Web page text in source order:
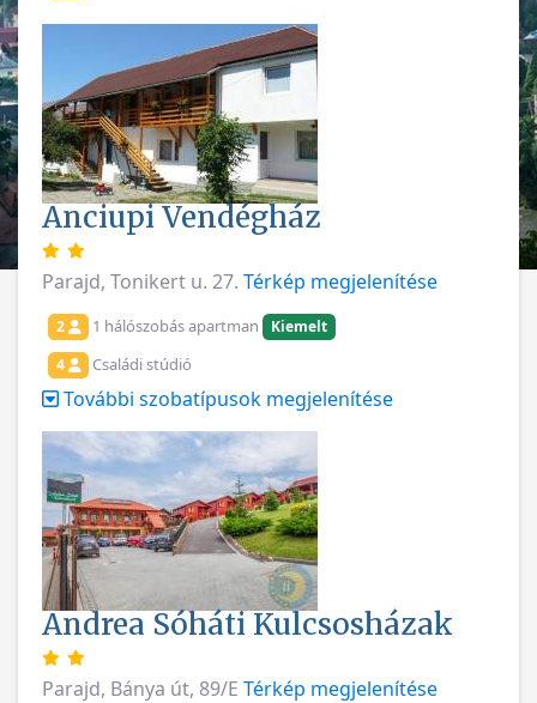
Anciupi Vendégház
Parajd, Tonikert u. 27. Térkép megjelenítése
2 1 hálószobás apartman
Kiemelt
4
Családi stúdió
További szobatípusok megjelenítése
Andrea Sóháti Kulcsosházak
Parajd, Bánya út, 89/E Térkép megjelenítése